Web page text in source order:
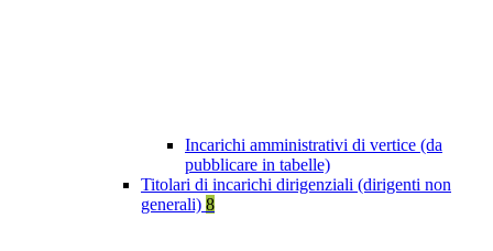
Incarichi amministrativi di vertice (da
pubblicare in tabelle)
Titolari di incarichi dirigenziali (dirigenti non
generali) 8